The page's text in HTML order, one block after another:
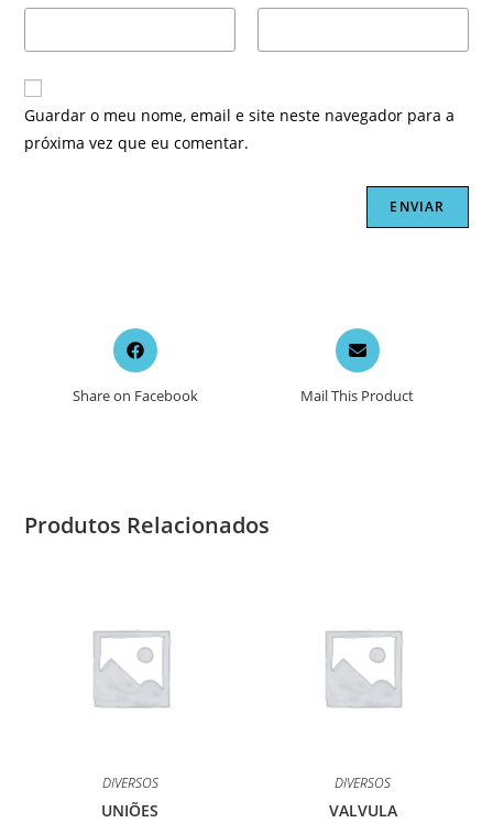
Guardar o meu nome, email e site neste navegador para a
próxima vez que eu comentar.
Opens
in
new
Share on Facebook
Opens
in
a
new
Mail This Product
Produtos Relacionados
DIVERSOS
UNIÕES
DIVERSOS
VALVULA